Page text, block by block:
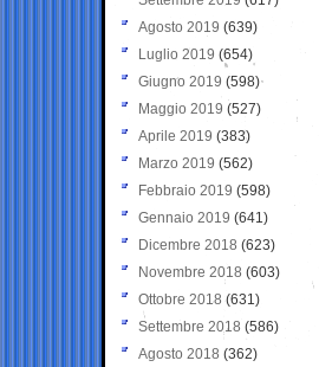
Agosto 2019 (639)
Luglio 2019 (654)
Giugno 2019 (598)
Maggio 2019 (527)
Aprile 2019 (383)
Marzo 2019 (562)
Febbraio 2019 (598)
Gennaio 2019 (641)
Dicembre 2018 (623)
Novembre 2018 (603)
Ottobre 2018 (631)
Settembre 2018 (586)
Agosto 2018 (362)